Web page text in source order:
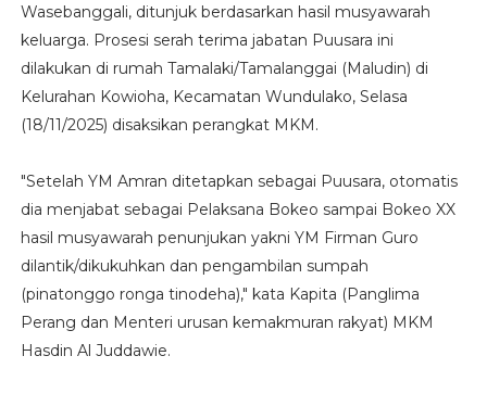
Wasebanggali, ditunjuk berdasarkan hasil musyawarah
keluarga. Prosesi serah terima jabatan Puusara ini
dilakukan di rumah Tamalaki/Tamalanggai (Maludin) di
Kelurahan Kowioha, Kecamatan Wundulako, Selasa
(18/11/2025) disaksikan perangkat MKM.
"Setelah YM Amran ditetapkan sebagai Puusara, otomatis
dia menjabat sebagai Pelaksana Bokeo sampai Bokeo XX
hasil musyawarah penunjukan yakni YM Firman Guro
dilantik/dikukuhkan dan pengambilan sumpah
(pinatonggo ronga tinodeha)," kata Kapita (Panglima
Perang dan Menteri urusan kemakmuran rakyat) MKM
Hasdin Al Juddawie.